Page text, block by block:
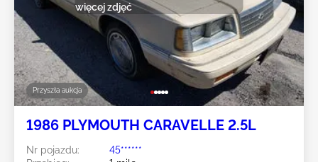
Przyszła aukcja
więcej zdjęć
1986 PLYMOUTH CARAVELLE 2.5L
Nr pojazdu:
45******